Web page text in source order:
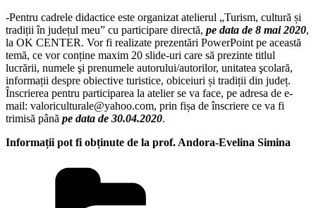
-Pentru cadrele didactice este organizat atelierul „Turism, cultură și
tradiții în județul meu” cu participare directă, pe data de 8 mai 2020,
la OK CENTER. Vor fi realizate prezentări PowerPoint pe această
temă, ce vor conține maxim 20 slide-uri care să prezinte titlul
lucrării, numele şi prenumele autorului/autorilor, unitatea şcolară,
informații despre obiective turistice, obiceiuri și tradiții din județ.
Înscrierea pentru participarea la atelier se va face, pe adresa de e-
mail: valoriculturale@yahoo.com, prin fișa de înscriere ce va fi
trimisă până pe data de 30.04.2020.
Informații pot fi obținute de la prof. Andora-Evelina Simina